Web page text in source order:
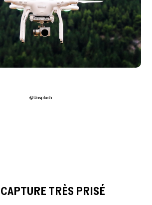
©Unsplash
TRÈS PRISÉ